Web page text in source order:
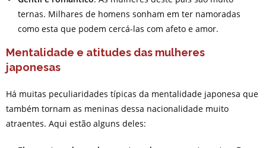
ternas. Milhares de homens sonham em ter namoradas
como esta que podem cercá-las com afeto e amor.
Mentalidade e atitudes das mulheres
japonesas
Há muitas peculiaridades típicas da mentalidade japonesa que
também tornam as meninas dessa nacionalidade muito
atraentes. Aqui estão alguns deles: